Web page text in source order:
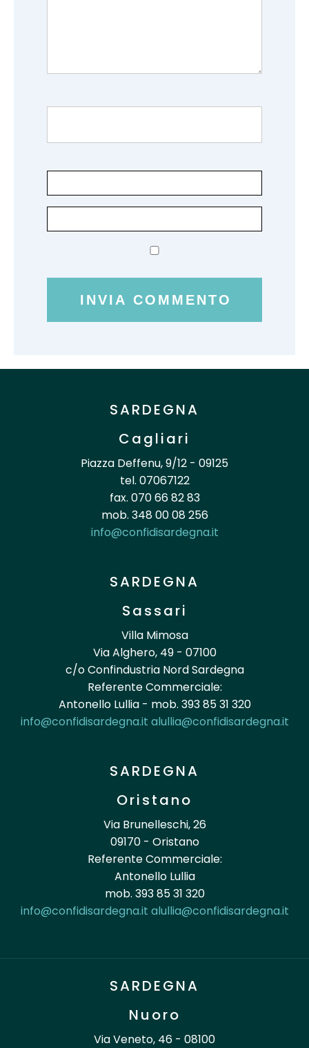
SARDEGNA
Cagliari
Piazza Deffenu, 9/12 - 09125
tel. 07067122
fax. 070 66 82 83
mob. 348 00 08 256
info@confidisardegna.it
SARDEGNA
Sassari
Villa Mimosa
Via Alghero, 49 - 07100
c/o Confindustria Nord Sardegna
Referente Commerciale:
Antonello Lullia - mob. 393 85 31 320
info@confidisardegna.it alullia@confidisardegna.it
SARDEGNA
Oristano
Via Brunelleschi, 26
09170 - Oristano
Referente Commerciale:
Antonello Lullia
mob. 393 85 31 320
info@confidisardegna.it alullia@confidisardegna.it
SARDEGNA
Nuoro
Via Veneto, 46 - 08100